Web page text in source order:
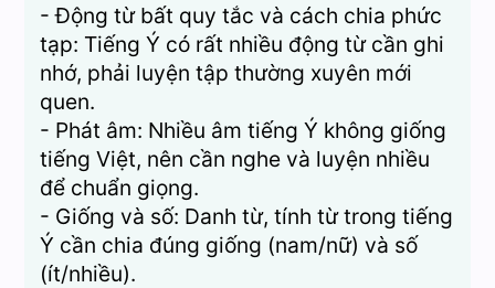
- Động từ bất quy tắc và cách chia phức
tạp: Tiếng Ý có rất nhiều động từ cần ghi
nhớ, phải luyện tập thường xuyên mới
quen.
- Phát âm: Nhiều âm tiếng Ý không giống
tiếng Việt, nên cần nghe và luyện nhiều
để chuẩn giọng.
- Giống và số: Danh từ, tính từ trong tiếng
Ý cần chia đúng giống (nam/nữ) và số
(ít/nhiều).